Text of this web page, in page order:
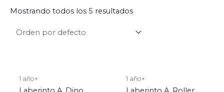
Mostrando todos los 5 resultados
1 año+ 1 año+